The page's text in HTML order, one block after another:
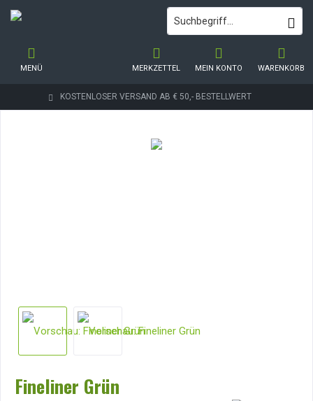
KOSTENLOSER VERSAND AB € 50,- BESTELLWERT
WARENKORB
MERKZETTEL MEIN KONTO
MENÜ
Fineliner Grün